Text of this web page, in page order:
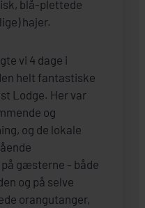
blå-plettede
hajer.
vi 4 dage i
helt fantastiske
Lodge. Her var
og
og de lokale
gæsterne - både
og på selve
orangutanger,